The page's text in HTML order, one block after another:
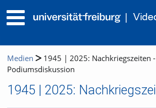
Medien
1945 | 2025: Nachkriegszeiten -
Podiumsdiskussion